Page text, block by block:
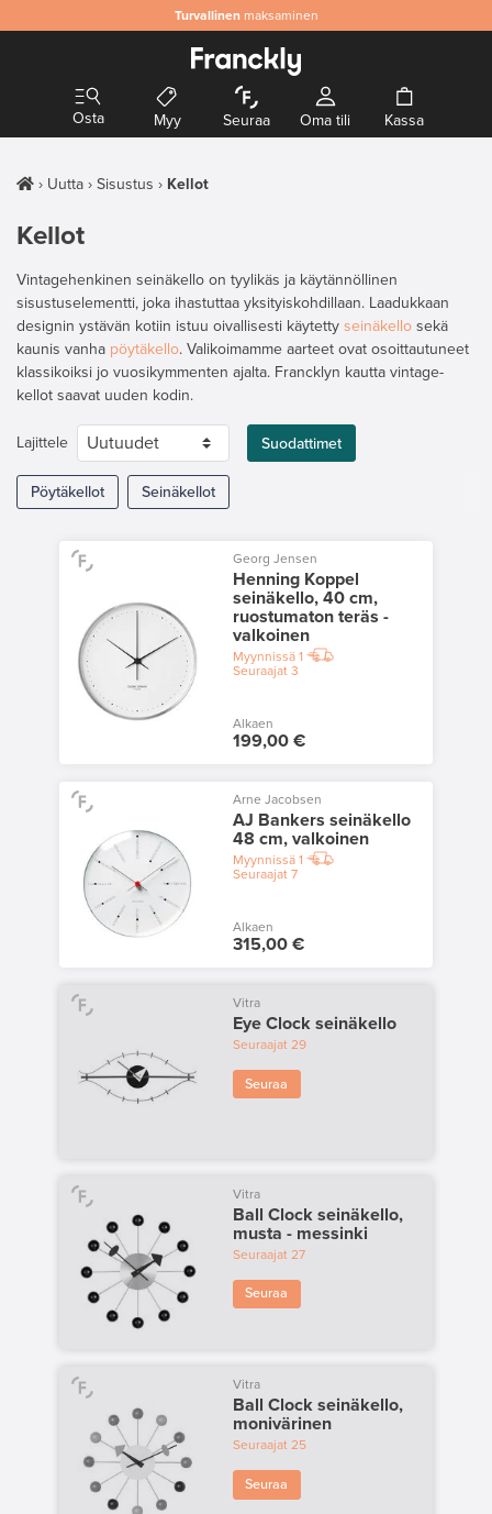
Turvallinen maksaminen
Osta Myy Seuraa Oma tili Kassa
Uutta Sisustus Kellot
Kellot
Vintagehenkinen seinäkello on tyylikäs ja käytännöllinen
sisustuselementti, joka ihastuttaa yksityiskohdillaan. Laadukkaan
designin ystävän kotiin istuu oivallisesti käytetty seinäkello sekä
kaunis vanha pöytäkello. Valikoimamme aarteet ovat osoittautuneet
klassikoiksi jo vuosikymmenten ajalta. Francklyn kautta vintage-
kellot saavat uuden kodin.
Lajittele Suodattimet
Pöytäkellot Seinäkellot
Georg Jensen
Henning Koppel
seinäkello, 40 cm,
ruostumaton teräs -
valkoinen
Myynnissä1
Seuraajat3
Alkaen
199,00 €
Arne Jacobsen
AJ Bankers seinäkello
48 cm, valkoinen
Myynnissä1
Seuraajat7
Alkaen
315,00 €
Vitra
Eye Clock seinäkello
Seuraajat29
Seuraa
Vitra
Ball Clock seinäkello,
musta - messinki
Seuraajat 27
Seuraa
Vitra
Ball Clock seinäkello,
monivärinen
Seuraajat25
Seuraa